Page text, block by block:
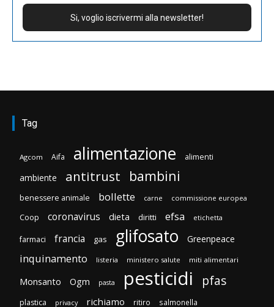
Tag
Agcom Aifa alimentazione alimenti
ambiente antitrust bambini
benessere animale bollette carne commissione europea
Coop coronavirus dieta diritti efsa etichetta
farmaci francia gas glifosato Greenpeace
inquinamento listeria ministero salute miti alimentari
Monsanto Ogm pasta pesticidi pfas
plastica privacy richiamo ritiro salmonella